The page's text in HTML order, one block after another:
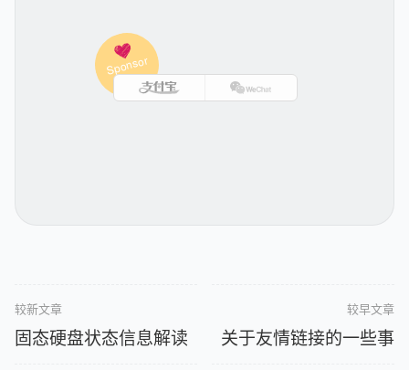
较新文章
固态硬盘状态信息解读
较早文章
关于友情链接的一些事